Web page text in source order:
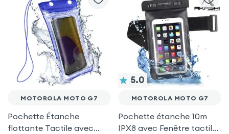
MOTOROLA MOTO G7
Pochette Étanche
flottante Tactile avec
5.0
MOTOROLA MOTO G7
Pochette étanche 10m
IPX8 avec Fenêtre tactile